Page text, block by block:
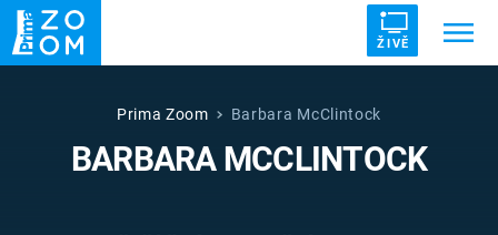
ŽIVĚ
ZRÁDCI DRUHÁ SVĚTOVÁ VÁLKA
ZÁHADY VETŘELCI DÁVNOVĚKU
Prima Zoom Barbara McClintock
BARBARA MCCLINTOCK